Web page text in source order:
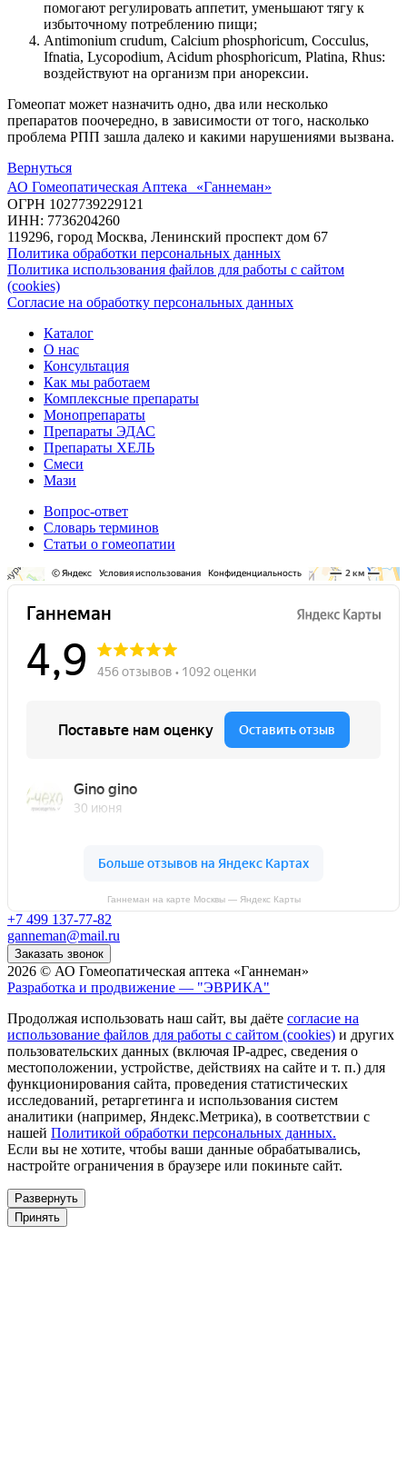
помогают регулировать аппетит, уменьшают тягу к
избыточному потреблению пищи;
Antimonium crudum, Calcium phosphoricum, Cocculus,
Ifnatia, Lycopodium, Acidum phosphoricum, Platina, Rhus:
воздействуют на организм при анорексии.
Гомеопат может назначить одно, два или несколько
препаратов поочередно, в зависимости от того, насколько
проблема РПП зашла далеко и какими нарушениями вызвана.
Вернуться
АО Гомеопатическая Аптека «Ганнеман»
ОГРН 1027739229121
ИНН: 7736204260
119296, город Москва, Ленинский проспект дом 67
Политика обработки персональных данных
Политика использования файлов для работы с сайтом
(cookies)
Согласие на обработку персональных данных
Каталог
О нас
Консультация
Как мы работаем
Комплексные препараты
Монопрепараты
Препараты ЭДАС
Препараты ХЕЛЬ
Смеси
Мази
Вопрос-ответ
Словарь терминов
Статьи о гомеопатии
Ганнеман на карте Москвы — Яндекс Карты
+7 499 137-77-82
ganneman@mail.ru
Заказать звонок
2026 © АО Гомеопатическая аптека «Ганнеман»
Разработка и продвижение — "ЭВРИКА"
Продолжая использовать наш сайт, вы даёте согласие на
использование файлов для работы с сайтом (cookies) и других
пользовательских данных (включая IP-адрес, сведения о
местоположении, устройстве, действиях на сайте и т. п.) для
функционирования сайта, проведения статистических
исследований, ретаргетинга и использования систем
аналитики (например, Яндекс.Метрика), в соответствии с
нашей Политикой обработки персональных данных.
Если вы не хотите, чтобы ваши данные обрабатывались,
настройте ограничения в браузере или покиньте сайт.
Развернуть
Принять